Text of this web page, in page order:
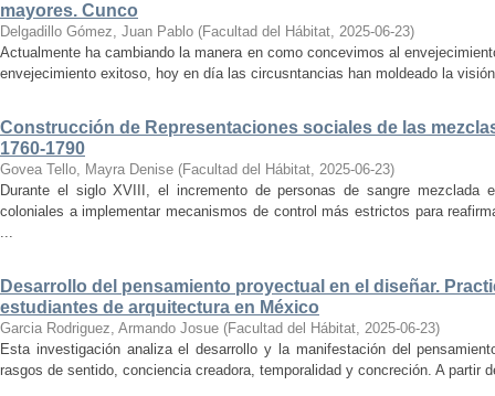
mayores. Cunco
Delgadillo Gómez, Juan Pablo (Facultad del Hábitat, 2025-06-23)
Actualmente ha cambiando la manera en como concevimos al
envejecimiento exitoso, hoy en día las circusntancias han moldeado la
Construcción de Representaciones sociales de las
1760-1790
Govea Tello, Mayra Denise (Facultad del Hábitat, 2025-06-23)
Durante el siglo XVIII, el incremento de personas de sangre
coloniales a implementar mecanismos de control más estrictos para
...
Desarrollo del pensamiento proyectual en el diseñar.
estudiantes de arquitectura en México
Garcia Rodriguez, Armando Josue (Facultad del Hábitat, 2025-06-23)
Esta investigación analiza el desarrollo y la manifestación del
rasgos de sentido, conciencia creadora, temporalidad y concreción. A partir